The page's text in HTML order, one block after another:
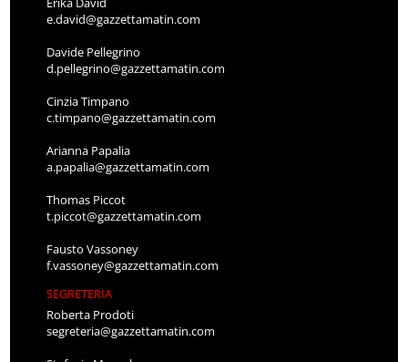
e.david@gazzettamatin.com
Davide Pellegrino
d.pellegrino@gazzettamatin.com
Cinzia Timpano
c.timpano@gazzettamatin.com
Arianna Papalia
a.papalia@gazzettamatin.com
Thomas Piccot
t.piccot@gazzettamatin.com
Fausto Vassoney
f.vassoney@gazzettamatin.com
SEGRETERIA
Roberta Prodoti
segreteria@gazzettamatin.com